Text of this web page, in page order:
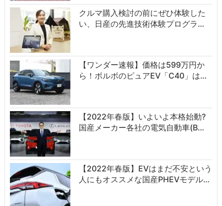
クルマ購入検討の前にぜひ体験した
い、日産の先進技術体験プログラ…
【ワンダー速報】価格は599万円か
ら！ボルボのピュアEV「C40」は…
【2022年春版】いよいよ本格始動?
国産メーカー各社の電気自動車(B…
【2022年春版】EVはまだ不安という
人にもオススメな国産PHEVモデル…